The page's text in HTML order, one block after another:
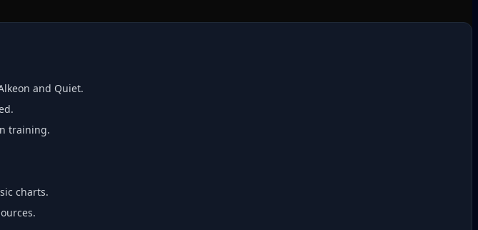
and Quiet.
training.
charts.